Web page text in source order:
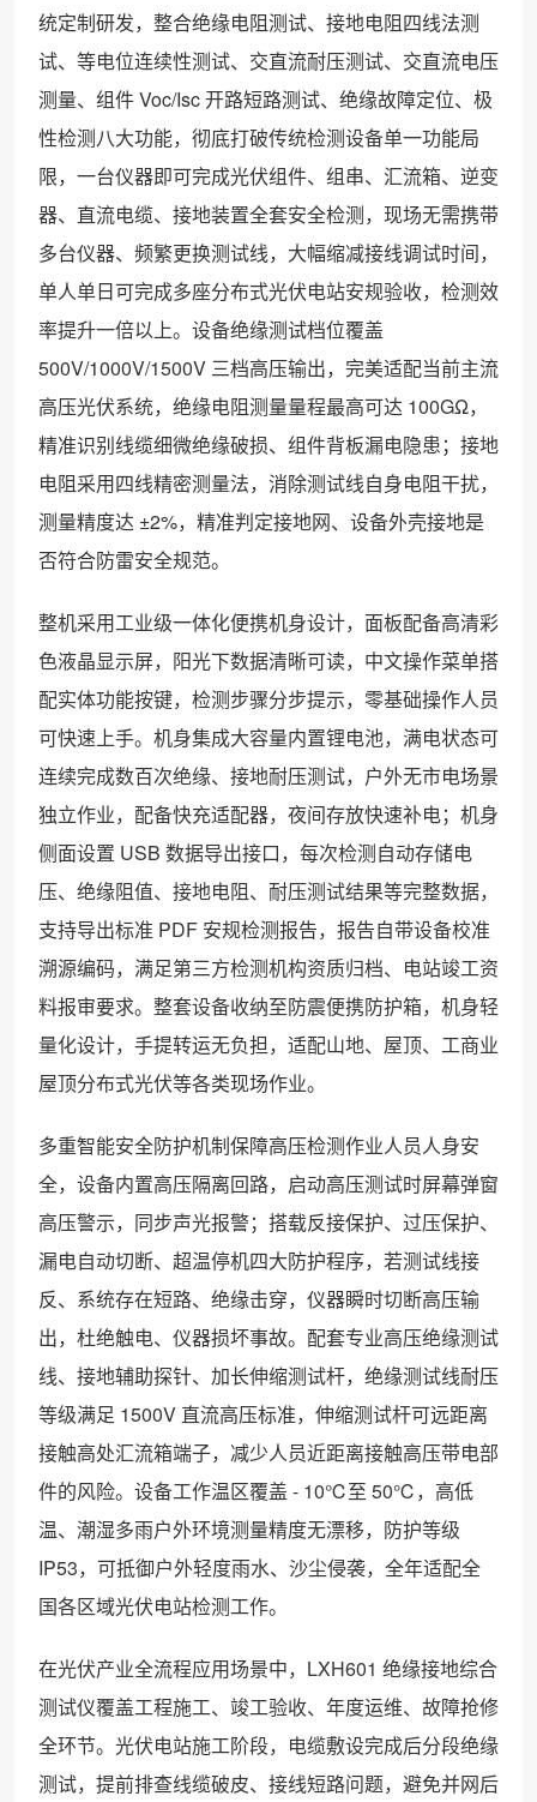
统定制研发，整合绝缘电阻测试、接地电阻四线法测
试、等电位连续性测试、交直流耐压测试、交直流电压
测量、组件 Voc/Isc 开路短路测试、绝缘故障定位、极
性检测八大功能，彻底打破传统检测设备单一功能局
限，一台仪器即可完成光伏组件、组串、汇流箱、逆变
器、直流电缆、接地装置全套安全检测，现场无需携带
多台仪器、频繁更换测试线，大幅缩减接线调试时间，
单人单日可完成多座分布式光伏电站安规验收，检测效
率提升一倍以上。设备绝缘测试档位覆盖
500V/1000V/1500V 三档高压输出，完美适配当前主流
高压光伏系统，绝缘电阻测量量程最高可达 100GΩ，
精准识别线缆细微绝缘破损、组件背板漏电隐患；接地
电阻采用四线精密测量法，消除测试线自身电阻干扰，
测量精度达 ±2%，精准判定接地网、设备外壳接地是
否符合防雷安全规范。
整机采用工业级一体化便携机身设计，面板配备高清彩
色液晶显示屏，阳光下数据清晰可读，中文操作菜单搭
配实体功能按键，检测步骤分步提示，零基础操作人员
可快速上手。机身集成大容量内置锂电池，满电状态可
连续完成数百次绝缘、接地耐压测试，户外无市电场景
独立作业，配备快充适配器，夜间存放快速补电；机身
侧面设置 USB 数据导出接口，每次检测自动存储电
压、绝缘阻值、接地电阻、耐压测试结果等完整数据，
支持导出标准 PDF 安规检测报告，报告自带设备校准
溯源编码，满足第三方检测机构资质归档、电站竣工资
料报审要求。整套设备收纳至防震便携防护箱，机身轻
量化设计，手提转运无负担，适配山地、屋顶、工商业
屋顶分布式光伏等各类现场作业。
多重智能安全防护机制保障高压检测作业人员人身安
全，设备内置高压隔离回路，启动高压测试时屏幕弹窗
高压警示，同步声光报警；搭载反接保护、过压保护、
漏电自动切断、超温停机四大防护程序，若测试线接
反、系统存在短路、绝缘击穿，仪器瞬时切断高压输
出，杜绝触电、仪器损坏事故。配套专业高压绝缘测试
线、接地辅助探针、加长伸缩测试杆，绝缘测试线耐压
等级满足 1500V 直流高压标准，伸缩测试杆可远距离
接触高处汇流箱端子，减少人员近距离接触高压带电部
件的风险。设备工作温区覆盖 - 10℃至 50℃，高低
温、潮湿多雨户外环境测量精度无漂移，防护等级
IP53，可抵御户外轻度雨水、沙尘侵袭，全年适配全
国各区域光伏电站检测工作。
在光伏产业全流程应用场景中，LXH601 绝缘接地综合
测试仪覆盖工程施工、竣工验收、年度运维、故障抢修
全环节。光伏电站施工阶段，电缆敷设完成后分段绝缘
测试，提前排查线缆破皮、接线短路问题，避免并网后